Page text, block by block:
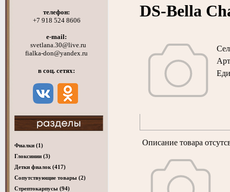
телефон:
+7 918 524 8606
e-mail:
svetlana.30@live.ru
fialka-don@yandex.ru
в соц. сетях:
Фиалки (1)
Глоксинии (3)
Детки фиалок (417)
Cопутствующие товары (2)
Стрептокарпусы (94)
DS-Bella
Описание товара